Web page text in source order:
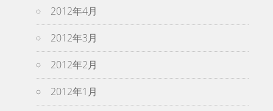
2012年4月
2012年3月
2012年2月
2012年1月